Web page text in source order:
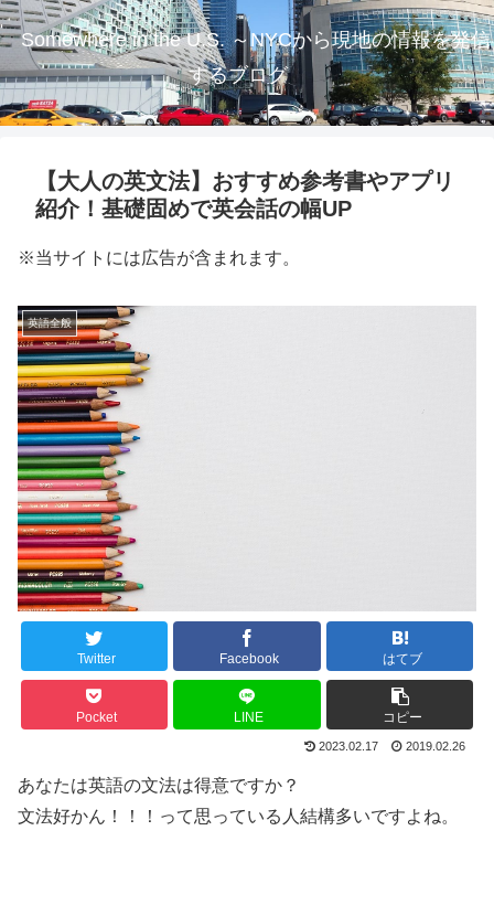
Somewhere in the U.S. ～NYCから現地の情報を発信
するブログ
【大人の英文法】おすすめ参考書やアプリ
紹介！基礎固めで英会話の幅UP
※当サイトには広告が含まれます。
英語全般
Twitter Facebook はてブ
Pocket LINE コピー
2023.02.17 2019.02.26
あなたは英語の文法は得意ですか？
文法好かん！！！って思っている人結構多いですよね。